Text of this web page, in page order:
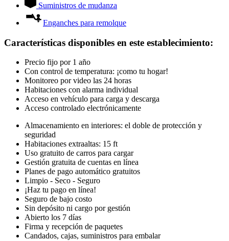
Suministros de mudanza
Enganches para remolque
Características disponibles en este establecimiento:
Precio fijo por 1 año
Con control de temperatura: ¡como tu hogar!
Monitoreo por video las 24 horas
Habitaciones con alarma individual
Acceso en vehículo para carga y descarga
Acceso controlado electrónicamente
Almacenamiento en interiores: el doble de protección y
seguridad
Habitaciones extraaltas: 15 ft
Uso gratuito de carros para cargar
Gestión gratuita de cuentas en línea
Planes de pago automático gratuitos
Limpio - Seco - Seguro
¡Haz tu pago en línea!
Seguro de bajo costo
Sin depósito ni cargo por gestión
Abierto los 7 días
Firma y recepción de paquetes
Candados, cajas, suministros para embalar